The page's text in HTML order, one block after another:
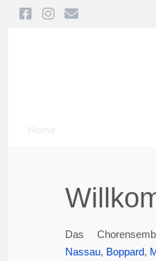
Home
Das
Nassau, Boppard,